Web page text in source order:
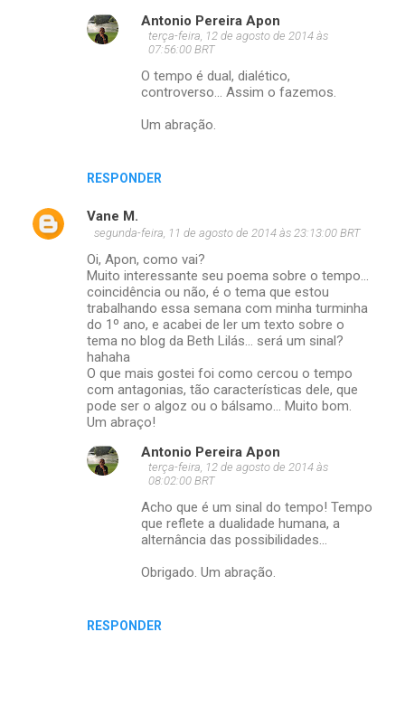
RESPONDER
Antonio Pereira Apon
terça-feira, 12 de agosto de 2014 às
07:56:00 BRT
O tempo é dual, dialético,
controverso... Assim o fazemos.
Um abração.
Vane M.
segunda-feira, 11 de agosto de 2014 às 23:13:00 BRT
Oi, Apon, como vai?
Muito interessante seu poema sobre o tempo...
coincidência ou não, é o tema que estou
trabalhando essa semana com minha turminha
do 1º ano, e acabei de ler um texto sobre o
tema no blog da Beth Lilás... será um sinal?
hahaha
O que mais gostei foi como cercou o tempo
com antagonias, tão características dele, que
pode ser o algoz ou o bálsamo... Muito bom.
Um abraço!
RESPONDER
Antonio Pereira Apon
terça-feira, 12 de agosto de 2014 às
08:02:00 BRT
Acho que é um sinal do tempo! Tempo
que reflete a dualidade humana, a
alternância das possibilidades...
Obrigado. Um abração.